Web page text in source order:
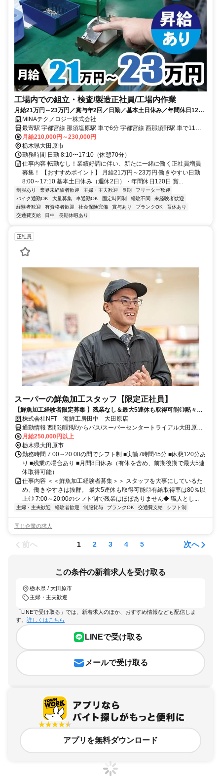
工場内での組立・検査/製造正社員/工場内作業
月給21万円～23万円／賞与年2回／日勤／基本土日休み／年間休日120
日／転勤なし／未経験OK
MINAテクノロジー株式会社
最寄駅 宇都宮線 那須塩原駅 車で6分 宇都宮線 西那須野駅 車で11分
宇都宮線 黒磯駅 車で16分
月給210,000円～230,000円
栃木県大田原市
勤務時間 日勤 8:10〜17:10（休憩70分）
仕事内容 転勤なし！業績好調に伴い、新たに一緒に働く正社員増員
募集！ 【おすすめポイント】 月給21万円～23万円 働きやすい日勤
8:00～17:10 基本土日休み（週休2日）・年間休日120日 賞...
制服あり 業界未経験者歓迎 主婦・主夫歓迎 長期
フリーター歓迎
バイク通勤OK
大量募集 車通勤OK 固定時間制 経験不問
未経験者歓迎
経験者歓迎
有資格者歓迎 社会保険完備 賞与あり ブランクOK
育休あり
交通費支給
日中 長期休暇あり
正社員
スーパーの鮮魚加工スタッフ【限定正社員】
【鮮魚加工経験者限定募集 】残業なし＆最大5連休も取得可能◎黙々と
作業したい方にピッタリです◎
株式会社NFT 海鮮工房田中 大田原店
通勤情報 西那須野駅からバス/スーパーセンタートライアル大田原店
内◎車通勤OK
月給250,000円以上
栃木県大田原市
勤務時間 7:00～20:00の間でシフト制 ■実働7時間45分 ■休憩120分あ
り ■残業の場合あり ■月間8日休み（有休を含め、前期後期で最大5連
休取得可能）
仕事内容 ＜＜鮮魚加工経験者募集＞＞ スタッフを大事にしているた
め、働きやすさは抜群。 最大5連休も取得可能◎有給取得率は80％以
上◎ 7:00～20:00のシフト制で残業はほぼありません◆ 職人とし...
主婦・主夫歓迎 経験者歓迎 制服貸与 ブランクOK 交通費支給 シフト制
同じ企業の求人
前へ 1 2 3 4 5 次へ
この条件の新着求人を受け取る
栃木県 / 大田原市
主婦・主夫歓迎
「LINEで受け取る」では、新着求人のほか、おすすめ情報なども配信しま
す。 詳しくはこちら
LINEで受け取る
メールで受け取る
アプリを無料ダウンロード